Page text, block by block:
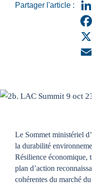
Partager l'article :
X
Le Sommet ministériel
la durabilité
Résilience économique,
plan d’action
cohérentes du marché